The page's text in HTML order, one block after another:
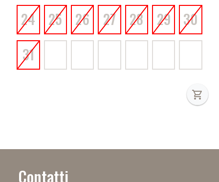
shopping_cart
24
25 26 27 28 29
30
31
Contatti